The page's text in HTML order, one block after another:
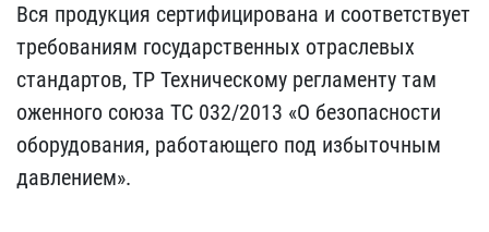
Вся про​дукция сертифицирована и​ соответствует
требовани​ям государственных отрас​левых
стандартов, ТР Тех​ническому регламенту там​
оженного союза ТС 032/20​13 «О безопасности
обору​дования, работающего под​ избыточным
давлением».